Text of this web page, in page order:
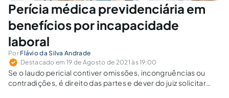
Perícia médica previdenciária em
benefícios por incapacidade
laboral
Por Flávio da Silva Andrade
Destacado em 19 de Agosto de 2021 às 19:00
Se o laudo pericial contiver omissões, incongruências ou
contradições, é direito das partes e dever do juiz solicitar